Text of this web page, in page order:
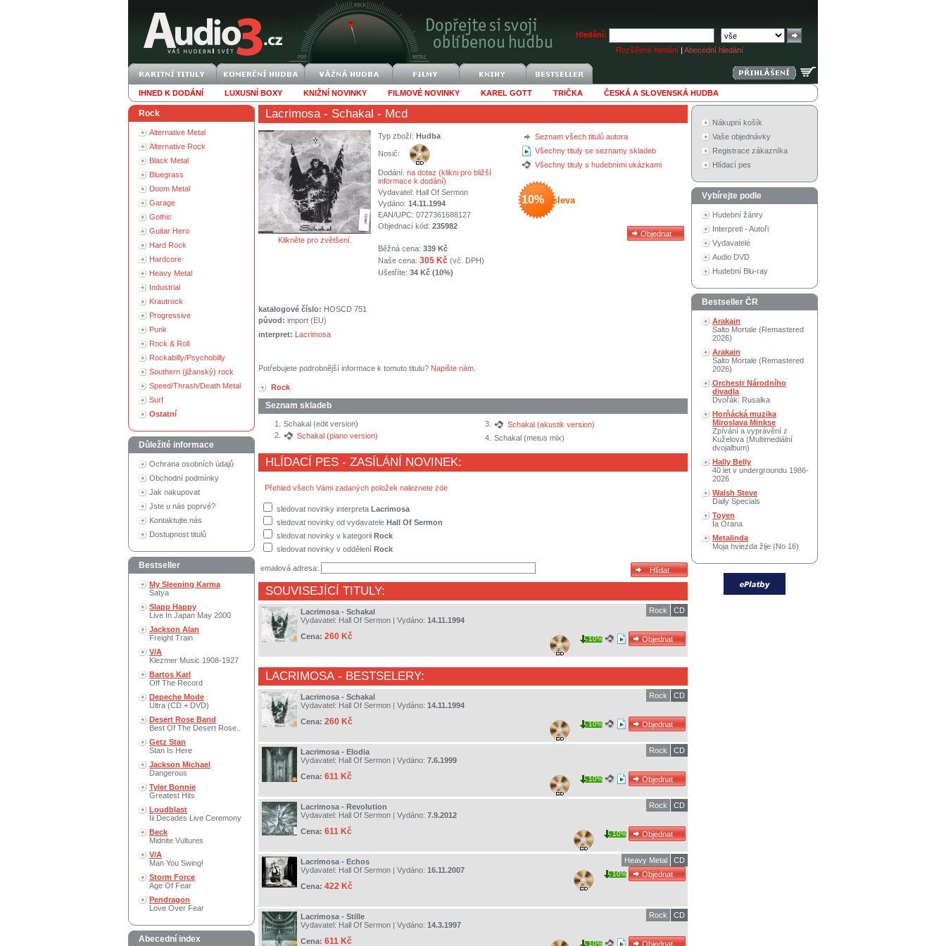
Hledání:
Rozšířené hledání | Abecední hledání
IHNED K DODÁNÍ LUXUSNÍ BOXY KNIŽNÍ NOVINKY FILMOVÉ NOVINKY KAREL GOTT TRIČKA ČESKÁ A SLOVENSKÁ HUDBA
Rock
Alternative Metal
Alternative Rock
Black Metal
Bluegrass
Doom Metal
Garage
Gothic
Guitar Hero
Hard Rock
Hardcore
Heavy Metal
Industrial
Krautrock
Progressive
Punk
Rock & Roll
Rockabilly/Psychobilly
Southern (jižanský) rock
Speed/Thrash/Death Metal
Surf
Ostatní
Důležité informace
Ochrana osobních údajů
Obchodní podmínky
Jak nakupovat
Jste u nás poprvé?
Kontaktujte nás
Dostupnost titulů
Bestseller
My Sleeping Karma
Satya
Slapp Happy
Live In Japan May 2000
Jackson Alan
Freight Train
V/A
Klezmer Music 1908-1927
Bartos Karl
Off The Record
Depeche Mode
Ultra (CD + DVD)
Desert Rose Band
Best Of The Desert Rose..
Getz Stan
Stan Is Here
Jackson Michael
Dangerous
Tyler Bonnie
Greatest Hits
Loudblast
Iii Decades Live Ceremony
Beck
Midnite Vultures
V/A
Man You Swing!
Storm Force
Age Of Fear
Pendragon
Love Over Fear
Abecední index
Lacrimosa- Schakal - Mcd
Klikněte pro zvětšení.
Seznam všech titulů autora
Všechny tituly se seznamy skladeb
Všechny tituly s hudebními ukázkami
10% sleva
Typ zboží: Hudba
Nosič:
Dodání: na dotaz (klikni pro bližší
informace k dodání)
Vydavatel: Hall Of Sermon
Vydáno: 14.11.1994
EAN/UPC: 0727361688127
Objednací kód: 235982
Běžná cena: 339 Kč
Naše cena: 305 Kč (vč. DPH)
Ušetříte: 34 Kč (10%)
katalogové číslo: HOSCD 751
původ: import (EU)
interpret: Lacrimosa
Potřebujete podrobnější informace k tomuto titulu? Napište nám
Rock
Seznam skladeb
1.
Schakal (edit version)
2.
Schakal (piano version)
3.
Schakal (akustik version)
4. Schakal (metus mix)
HLÍDACÍ PES - ZASÍLÁNÍ NOVINEK:
Přehled všech Vámi zadaných položek naleznete zde
sledovat novinky interpreta Lacrimosa
sledovat novinky od vydavatele Hall Of Sermon
sledovat novinky v kategorii Rock
sledovat novinky v oddělení Rock
emailová adresa:
SOUVISEJÍCÍ TITULY:
Lacrimosa - Schakal
Vydavatel: Hall Of Sermon | Vydáno: 14.11.1994
Cena: 260 Kč
CD
Rock
10%
LACRIMOSA- BESTSELERY:
Lacrimosa - Schakal
Vydavatel: Hall Of Sermon | Vydáno: 14.11.1994
Cena: 260 Kč
CD
Rock
10%
Lacrimosa - Elodia
Vydavatel: Hall Of Sermon | Vydáno: 7.6.1999
Cena: 611 Kč
CD
Rock
10%
Lacrimosa - Revolution
Vydavatel: Hall Of Sermon | Vydáno: 7.9.2012
Cena: 611 Kč
CD
Rock
10%
Lacrimosa - Echos
Vydavatel: Hall Of Sermon | Vydáno: 16.11.2007
Cena: 422 Kč
CD
Heavy Metal
10%
Lacrimosa - Stille
Vydavatel: Hall Of Sermon | Vydáno: 14.3.1997
Cena: 611 Kč
CD
Rock
10%
Nákupní košík
Vaše objednávky
Registrace zákazníka
Hlídací pes
Vybírejte podle
Hudební žánry
Interpreti - Autoři
Vydavatelé
Audio DVD
Hudební Blu-ray
Bestseller ČR
Arakain
Salto Mortale (Remastered
2026)
Arakain
Salto Mortale (Remastered
2026)
Orchestr Národního
divadla
Dvořák: Rusalka
Horňácká muzika
Miroslava Minkse
Zpívání a vyprávění z
Kuželova (Multimediální
dvojalbum)
Hally Belly
40 let v undergroundu 1986-
2026
Walsh Steve
Daily Specials
Toyen
Ia Orana
Metalinda
Moja hviezda žije (No 16)